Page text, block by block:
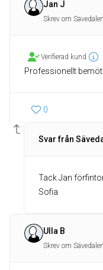
Jan J
Skrev om
Verifierad kund
Professionellt
0
Svar från
Tack Jan
Sofia
Ulla B
Skrev om